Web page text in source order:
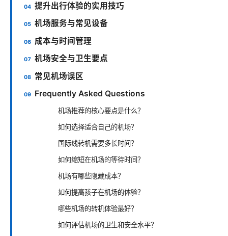
提升出行体验的实用技巧
机场服务与常见设备
成本与时间管理
机场安全与卫生要点
常见机场误区
Frequently Asked Questions
机场推荐的核心要点是什么？
如何选择适合自己的机场？
国际线转机需要多长时间？
如何缩短在机场的等待时间？
机场有哪些隐藏成本？
如何提高孩子在机场的体验？
哪些机场的转机体验最好？
如何评估机场的卫生和安全水平？